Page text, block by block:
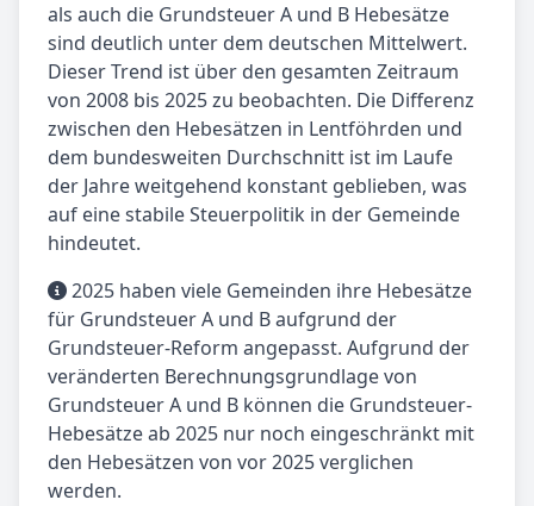
als auch die Grundsteuer A und B Hebesätze
sind deutlich unter dem deutschen Mittelwert.
Dieser Trend ist über den gesamten Zeitraum
von 2008 bis 2025 zu beobachten. Die Differenz
zwischen den Hebesätzen in Lentföhrden und
dem bundesweiten Durchschnitt ist im Laufe
der Jahre weitgehend konstant geblieben, was
auf eine stabile Steuerpolitik in der Gemeinde
hindeutet.
2025 haben viele Gemeinden ihre Hebesätze
für Grundsteuer A und B aufgrund der
Grundsteuer-Reform angepasst. Aufgrund der
veränderten Berechnungsgrundlage von
Grundsteuer A und B können die Grundsteuer-
Hebesätze ab 2025 nur noch eingeschränkt mit
den Hebesätzen von vor 2025 verglichen
werden.